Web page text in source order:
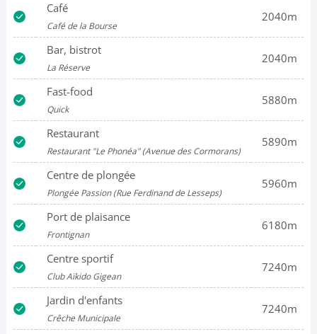
Café
Café de la Bourse
2040m
Bar, bistrot
La Réserve
2040m
Fast-food
Quick
5880m
Restaurant
Restaurant "Le Phonéa" (Avenue des Cormorans)
5890m
Centre de plongée
Plongée Passion (Rue Ferdinand de Lesseps)
5960m
Port de plaisance
Frontignan
6180m
Centre sportif
Club Aïkido Gigean
7240m
Jardin d'enfants
Crêche Municipale
7240m